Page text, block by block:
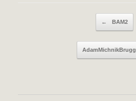
← BAM2
AdamMichnikBrugg